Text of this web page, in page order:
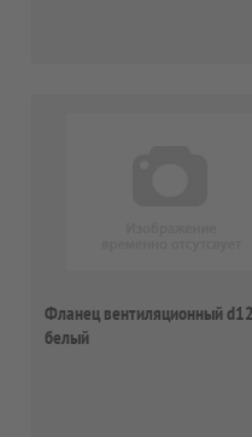
Фланец вентиляционный
белый